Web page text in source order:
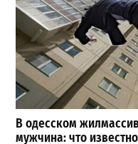
В одесском
мужчина: что известно